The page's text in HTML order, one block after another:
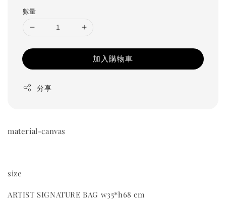
數量
加入購物車
分享
material-canvas
size
ARTIST SIGNATURE BAG w35*h68 cm